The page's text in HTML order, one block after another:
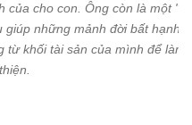
của cho con. Ông còn là một
những mảnh đời bất hạnh.
từ khối tài sản của mình để làm
thiện.